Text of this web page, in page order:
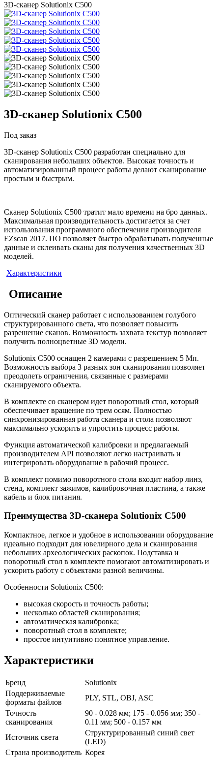
3D-сканер Solutionix C500
3D-сканер Solutionix C500
Под заказ
3D-сканер Solutionix C500 разработан специально для
сканирования небольших объектов. Высокая точность и
автоматизированный процесс работы делают сканирование
простым и быстрым.
Сканер Solutionix C500 тратит мало времени на бро данных.
Максимальная производительность достигается за счет
использования программного обеспечения производителя
EZscan 2017. ПО позволяет быстро обрабатывать полученные
данные и склеивать сканы для получения качественных 3D
моделей.
Характеристики
Описание
Оптический сканер работает с использованием голубого
структурированного света, что позволяет повысить
разрешение сканов. Возможность захвата текстур позволяет
получить полноцветные 3D модели.
Solutionix C500 оснащен 2 камерами с разрешением 5 Мп.
Возможность выбора 3 разных зон сканирования позволяет
преодолеть ограничения, связанные с размерами
сканируемого объекта.
В комплекте со сканером идет поворотный стол, который
обеспечивает вращение по трем осям. Полностью
синхронизированная работа сканера и стола позволяют
максимально ускорить и упростить процесс работы.
Функция автоматической калибровки и предлагаемый
производителем API позволяют легко настраивать и
интегрировать оборудование в рабочий процесс.
В комплект помимо поворотного стола входит набор линз,
стенд, комплект зажимов, калибровочная пластина, а также
кабель и блок питания.
Преимущества 3D-сканера Solutionix C500
Компактное, легкое и удобное в использовании оборудование
идеально подходит для ювелирного дела и сканирования
небольших археологических раскопок. Подставка и
поворотный стол в комплекте помогают автоматизировать и
ускорить работу с объектами разной величины.
Особенности Solutionix C500:
высокая скорость и точность работы;
несколько областей сканирования;
автоматическая калибровка;
поворотный стол в комплекте;
простое интуитивно понятное управление.
Характеристики
Бренд
Solutionix
Поддерживаемые
форматы файлов
PLY, STL, OBJ, ASC
Точность
сканирования
90 - 0.028 мм; 175 - 0.056 мм; 350 -
0.11 мм; 500 - 0.157 мм
Источник света
Структурированный синий свет
(LED)
Страна производитель Корея